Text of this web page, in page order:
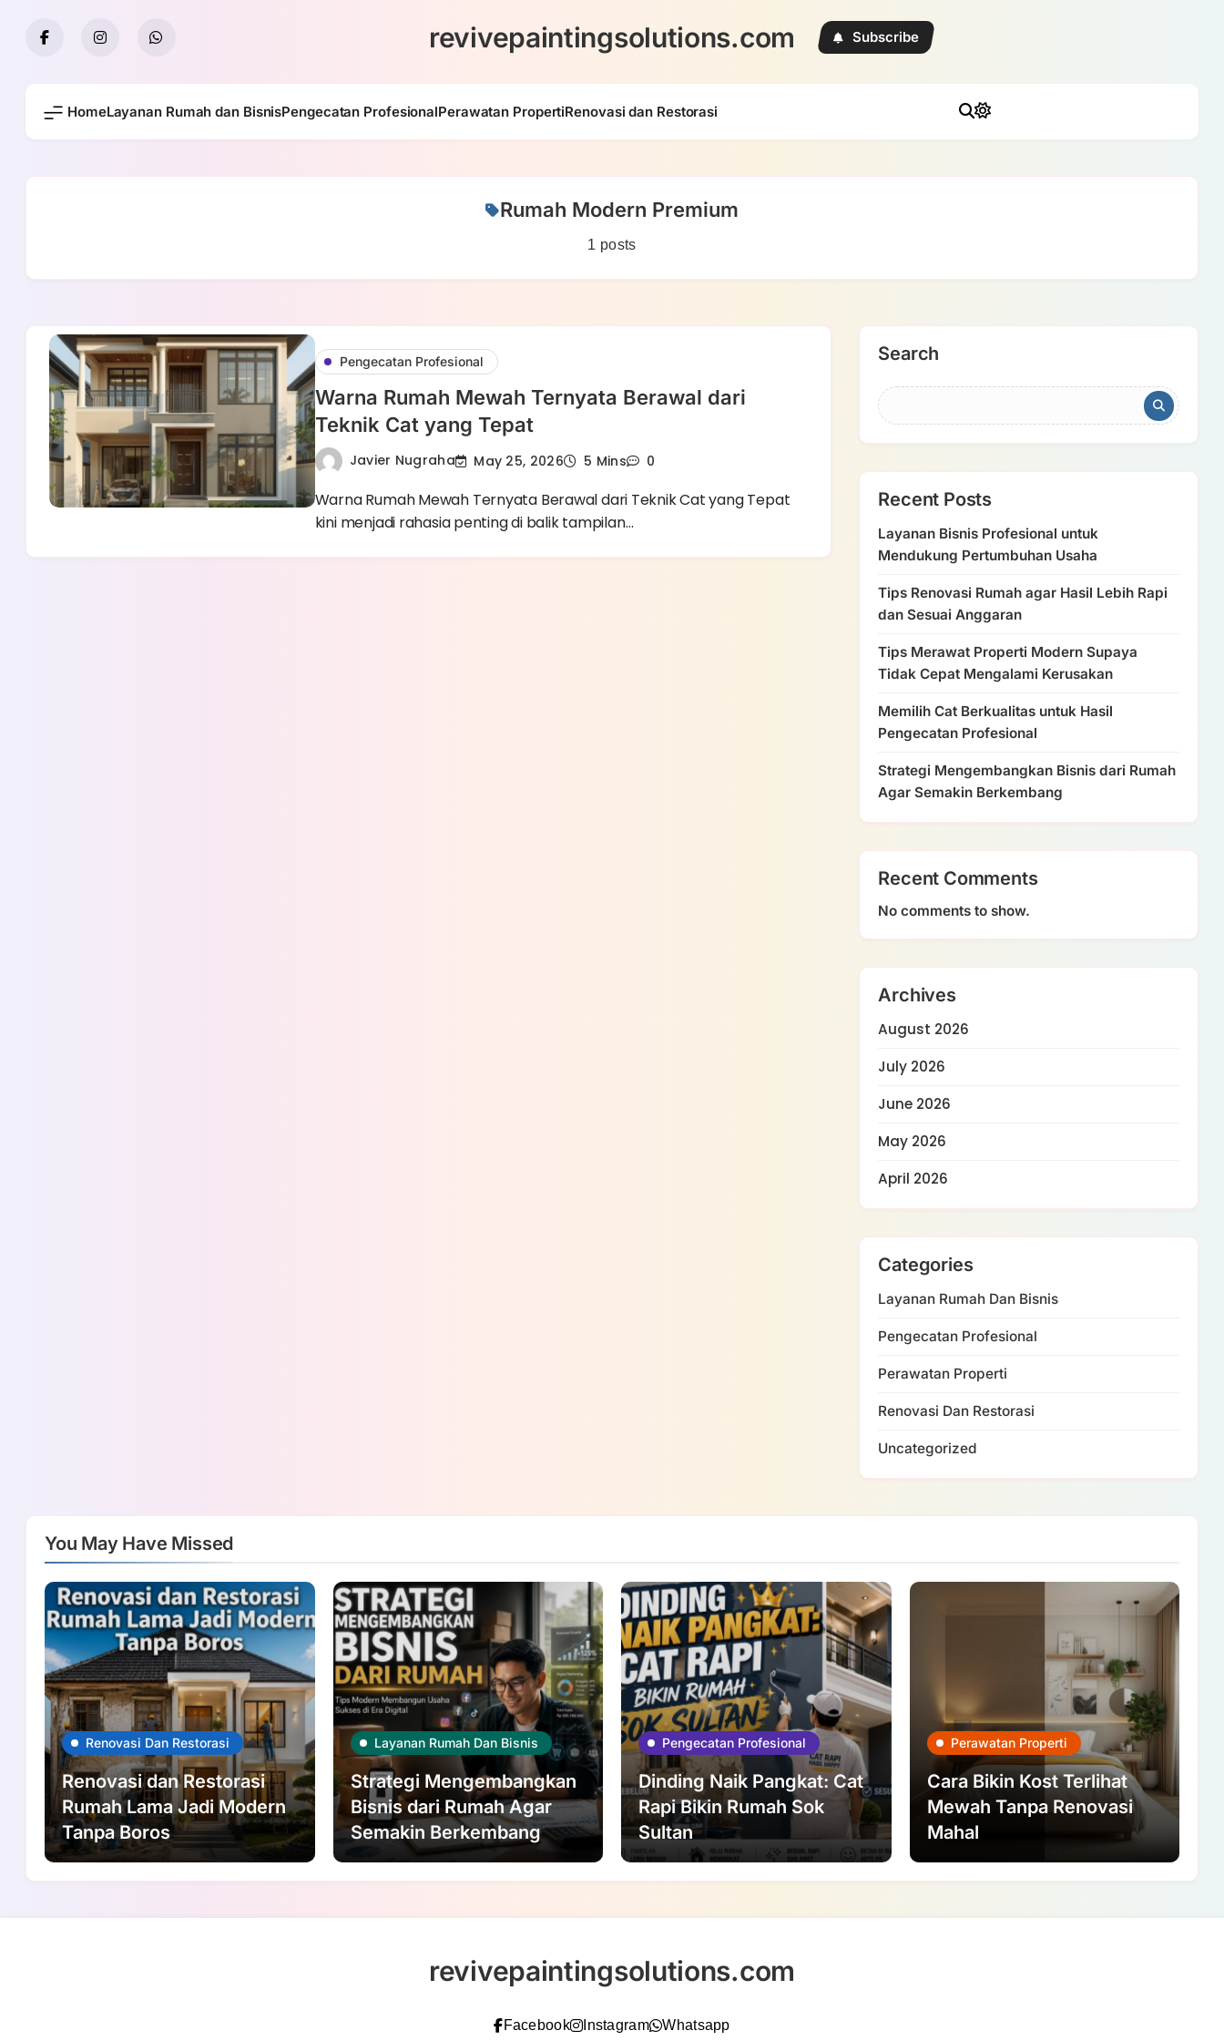
revivepaintingsolutions.com Subscribe
HomeLayanan Rumah dan BisnisPengecatan ProfesionalPerawatan PropertiRenovasi dan Restorasi
Rumah Modern Premium
1 posts
Pengecatan Profesional
Warna Rumah Mewah Ternyata Berawal dari
Teknik Cat yang Tepat
Javier Nugraha May 25, 2026 5 Mins 0
Warna Rumah Mewah Ternyata Berawal dari Teknik Cat yang Tepat
kini menjadi rahasia penting di balik tampilan…
Search
Recent Posts
Layanan Bisnis Profesional untuk
Mendukung Pertumbuhan Usaha
Tips Renovasi Rumah agar Hasil Lebih Rapi
dan Sesuai Anggaran
Tips Merawat Properti Modern Supaya
Tidak Cepat Mengalami Kerusakan
Memilih Cat Berkualitas untuk Hasil
Pengecatan Profesional
Strategi Mengembangkan Bisnis dari Rumah
Agar Semakin Berkembang
Recent Comments
No comments to show.
Archives
August 2026
July 2026
June 2026
May 2026
April 2026
Categories
Layanan Rumah Dan Bisnis
Pengecatan Profesional
Perawatan Properti
Renovasi Dan Restorasi
Uncategorized
You May Have Missed
Renovasi Dan Restorasi
Renovasi dan Restorasi
Rumah Lama Jadi Modern
Tanpa Boros
Layanan Rumah Dan Bisnis
Strategi Mengembangkan
Bisnis dari Rumah Agar
Semakin Berkembang
Pengecatan Profesional
Dinding Naik Pangkat: Cat
Rapi Bikin Rumah Sok
Sultan
Perawatan Properti
Cara Bikin Kost Terlihat
Mewah Tanpa Renovasi
Mahal
revivepaintingsolutions.com
Facebook Instagram Whatsapp